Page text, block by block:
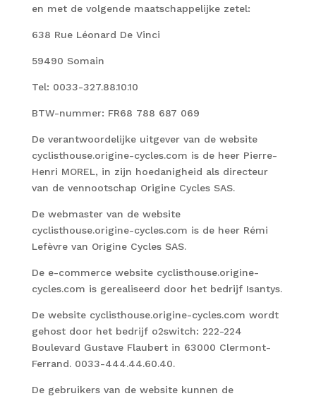
en met de volgende maatschappelijke zetel:
638 Rue Léonard De Vinci
59490 Somain
Tel: 0033-327.88.10.10
BTW-nummer: FR68 788 687 069
De verantwoordelijke uitgever van de website
cyclisthouse.origine-cycles.com is de heer Pierre-
Henri MOREL, in zijn hoedanigheid als directeur
van de vennootschap Origine Cycles SAS.
De webmaster van de website
cyclisthouse.origine-cycles.com is de heer Rémi
Lefèvre van Origine Cycles SAS.
De e-commerce website cyclisthouse.origine-
cycles.com is gerealiseerd door het bedrijf Isantys.
De website cyclisthouse.origine-cycles.com wordt
gehost door het bedrijf o2switch: 222-224
Boulevard Gustave Flaubert in 63000 Clermont-
Ferrand. 0033-444.44.60.40.
De gebruikers van de website kunnen de